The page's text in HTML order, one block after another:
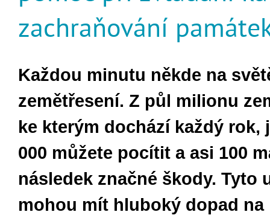
zachraňování
Každou minutu někde na
zemětřesení. Z půl milionu
ke kterým dochází každý rok,
000 můžete pocítit a asi 100
následek značné škody. Tyto
mohou mít hluboký dopad na